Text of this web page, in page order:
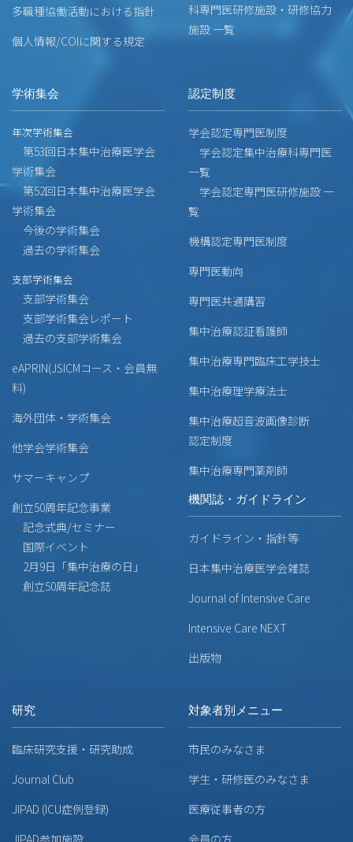
多職種協働活動における指針
個人情報/COIに関する規定
科専門医研修施設・研修協力
施設 一覧
学術集会
年次学術集会
第53回日本集中治療医学会
学術集会
第52回日本集中治療医学会
学術集会
今後の学術集会
過去の学術集会
支部学術集会
支部学術集会
支部学術集会レポート
過去の支部学術集会
eAPRIN(JSICMコース・会員無
料)
海外団体・学術集会
他学会学術集会
サマーキャンプ
創立50周年記念事業
記念式典/セミナー
国際イベント
2月9日「集中治療の日」
創立50周年記念誌
認定制度
学会認定専門医制度
学会認定集中治療科専門医
一覧
学会認定専門医研修施設 一
覧
機構認定専門医制度
専門医動向
専門医共通講習
集中治療認証看護師
集中治療専門臨床工学技士
集中治療理学療法士
集中治療超音波画像診断
認定制度
集中治療専門薬剤師
機関誌・ガイドライン
ガイドライン・指針等
日本集中治療医学会雑誌
Journal of Intensive Care
Intensive Care NEXT
出版物
研究
臨床研究支援・研究助成
Journal Club
JIPAD (ICU症例登録)
JIPAD参加施設
対象者別メニュー
市民のみなさま
学生・研修医のみなさま
医療従事者の方
会員の方